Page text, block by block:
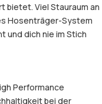
bietet. Viel Stauraum an
Hosenträger-System
und dich nie im Stich
Performance
bei der